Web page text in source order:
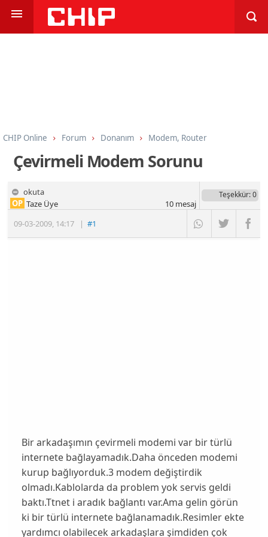
CHIP Online Forum Donanım Modem, Router
Çevirmeli Modem Sorunu
okuta
09-03-2009, 14:17 |#1
OP Taze Üye
Teşekkür: 0
10mesaj
Bir arkadaşımın çevirmeli modemi var bir türlü
internete bağlayamadık.Daha önceden modemi
kurup bağlıyorduk.3 modem değiştirdik
olmadı.Kablolarda da problem yok servis geldi
baktı.Ttnet i aradık bağlantı var.Ama gelin görün
ki bir türlü internete bağlanamadık.Resimler ekte
yardımcı olabilecek arkadaşlara şimdiden çok